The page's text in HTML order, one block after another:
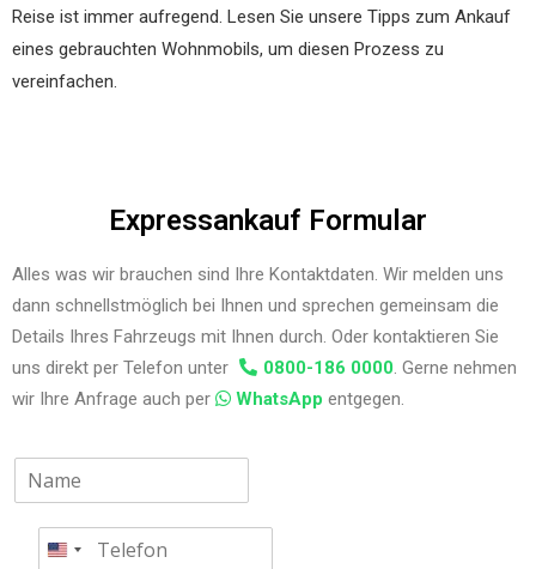
Reise ist immer aufregend. Lesen Sie unsere Tipps zum Ankauf
eines gebrauchten Wohnmobils, um diesen Prozess zu
vereinfachen.
Expressankauf Formular
Alles was wir brauchen sind Ihre Kontaktdaten. Wir melden uns
dann schnellstmöglich bei Ihnen und sprechen gemeinsam die
Details Ihres Fahrzeugs mit Ihnen durch. Oder kontaktieren Sie
uns direkt per Telefon unter
0800-186 0000. Gerne nehmen
wir Ihre Anfrage auch per
WhatsApp entgegen.
T
e